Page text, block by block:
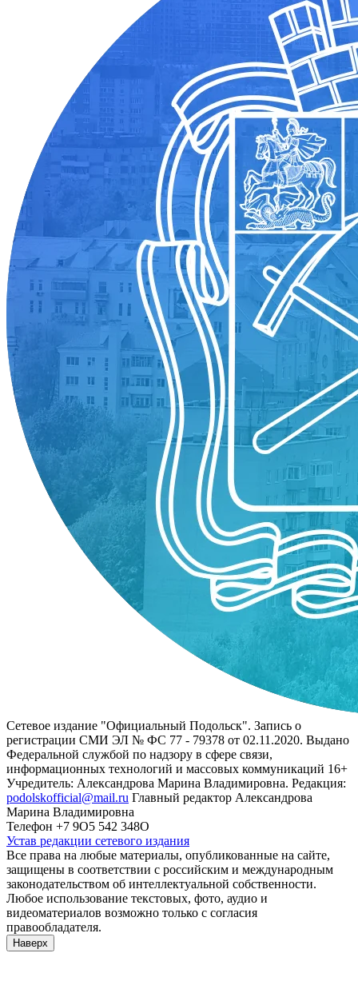
Сетевое издание "Официальный Подольск". Запись о
регистрации СМИ ЭЛ № ФС 77 - 79378 от 02.11.2020. Выдано
Федеральной службой по надзору в сфере связи,
информационных технологий и массовых коммуникаций 16+
Учредитель: Александрова Марина Владимировна. Редакция:
podolskofficial@mail.ru Главный редактор Александрова
Марина Владимировна
Телефон +7 9О5 542 348О
Устав редакции сетевого издания
Все права на любые материалы, опубликованные на сайте,
защищены в соответствии с российским и международным
законодательством об интеллектуальной собственности.
Любое использование текстовых, фото, аудио и
видеоматериалов возможно только с согласия
правообладателя.
Наверх